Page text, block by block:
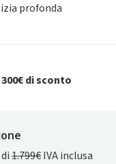
profonda
300€ di sconto
1.799€IVA inclusa